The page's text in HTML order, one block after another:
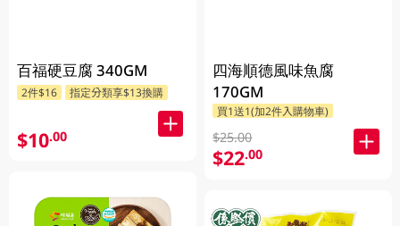
百福硬豆腐 340GM
2件$16 指定分類享$13換購
$10.00
四海順德風味魚腐
170GM
買1送1(加2件入購物車)
$25.00
$22.00